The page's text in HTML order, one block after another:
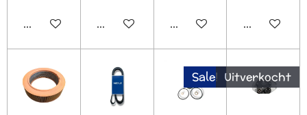
In winkelwagenIn winkelwagenIn winkelwagenHoud mij
Sale! Uitverkocht